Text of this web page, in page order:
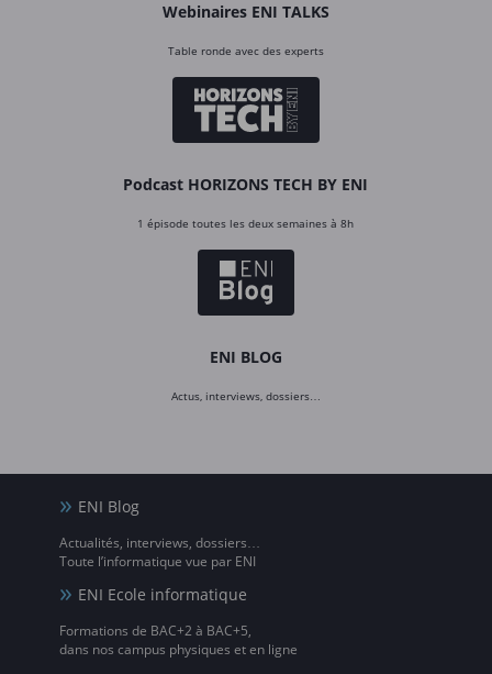
Webinaires ENI TALKS
Table ronde avec des experts
Podcast HORIZONS TECH BY ENI
1 épisode toutes les deux semaines à 8h
ENI BLOG
Actus, interviews, dossiers…
ENI Blog
Actualités, interviews, dossiers…
Toute l’informatique vue par ENI
ENI Ecole informatique
Formations de BAC+2 à BAC+5,
dans nos campus physiques et en ligne